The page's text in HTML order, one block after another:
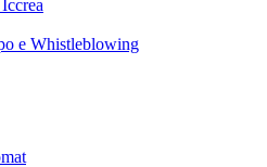
e Whistleblowing